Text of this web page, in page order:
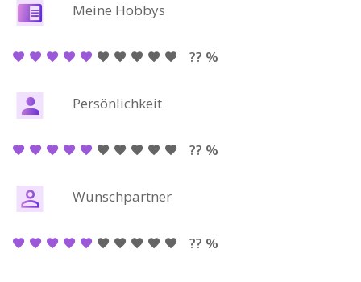
Meine Hobbys
?? %
Persönlichkeit
?? %
Wunschpartner
?? %